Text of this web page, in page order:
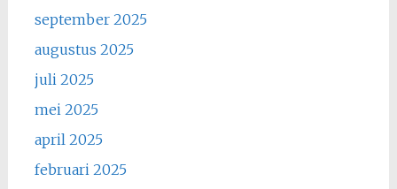
september 2025
augustus 2025
juli 2025
mei 2025
april 2025
februari 2025